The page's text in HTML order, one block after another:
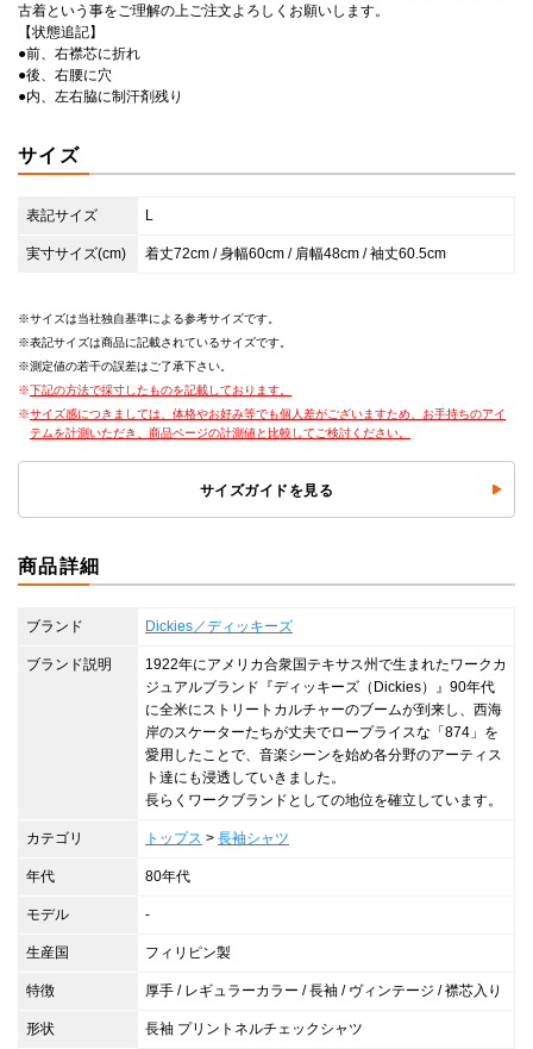
古着という事をご理解の上ご注文よろしくお願いします。
【状態追記】
●前、右襟芯に折れ
●後、右腰に穴
●内、左右脇に制汗剤残り
サイズ
表記サイズ L
実寸サイズ(cm) 着丈72cm / 身幅60cm / 肩幅48cm / 袖丈60.5cm
サイズは当社独自基準による参考サイズです。
表記サイズは商品に記載されているサイズです。
測定値の若干の誤差はご了承下さい。
下記の方法で採寸したものを記載しております。
サイズ感につきましては、体格やお好み等でも個人差がございますため、お手持ちのアイ
テムを計測いただき、商品ページの計測値と比較してご検討ください。
サイズガイドを見る
商品詳細
ブランド Dickies／ディッキーズ
ブランド説明
1922年にアメリカ合衆国テキサス州で生まれたワークカ
ジュアルブランド『ディッキーズ（Dickies）』90年代
に全米にストリートカルチャーのブームが到来し、西海
岸のスケーターたちが丈夫でロープライスな「874」を
愛用したことで、音楽シーンを始め各分野のアーティス
ト達にも浸透していきました。
長らくワークブランドとしての地位を確立しています。
カテゴリ トップス > 長袖シャツ
年代 80年代
モデル -
生産国 フィリピン製
特徴 厚手 / レギュラーカラー / 長袖 / ヴィンテージ / 襟芯入り
形状 長袖 プリントネルチェックシャツ